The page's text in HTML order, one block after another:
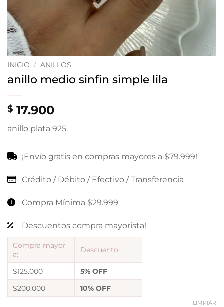
INICIO / ANILLOS
anillo medio sinfin simple lila
$ 17.900
anillo plata 925.
¡Envío gratis en compras mayores a $79.999!
Crédito / Débito / Efectivo / Transferencia
Compra Mínima $29.999
Descuentos compra mayorista!
Compra mayor
a:
Descuento
$125.000
5% OFF
$200.000
10% OFF
LIMPIAR